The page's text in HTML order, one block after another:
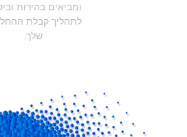
ומביאים בהירות
לתהליך קבלת
שלך.